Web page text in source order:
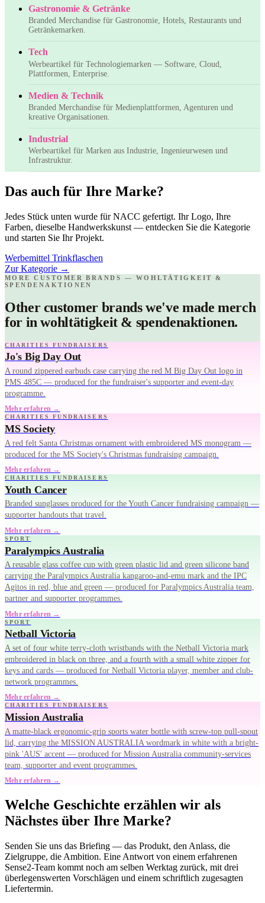
Gastronomie & Getränke
Branded Merchandise für Gastronomie, Hotels, Restaurants und
Getränkemarken.
Tech
Werbeartikel für Technologiemarken — Software, Cloud,
Plattformen, Enterprise.
Medien & Technik
Branded Merchandise für Medienplattformen, Agenturen und
kreative Organisationen.
Industrial
Werbeartikel für Marken aus Industrie, Ingenieurwesen und
Infrastruktur.
Das auch für Ihre Marke?
Jedes Stück unten wurde für NACC gefertigt. Ihr Logo, Ihre
Farben, dieselbe Handwerkskunst — entdecken Sie die Kategorie
und starten Sie Ihr Projekt.
Werbemittel Trinkflaschen
Zur Kategorie →
MORE CUSTOMER BRANDS — WOHLTÄTIGKEIT &
SPENDENAKTIONEN
Other customer brands we've made merch
for in wohltätigkeit & spendenaktionen.
CHARITIES FUNDRAISERS
Jo's Big Day Out
A round zippered earbuds case carrying the red M Big Day Out logo in
PMS 485C — produced for the fundraiser's supporter and event-day
programme.
Mehr erfahren →
CHARITIES FUNDRAISERS
MS Society
A red felt Santa Christmas ornament with embroidered MS monogram —
produced for the MS Society's Christmas fundraising campaign.
Mehr erfahren →
CHARITIES FUNDRAISERS
Youth Cancer
Branded sunglasses produced for the Youth Cancer fundraising campaign —
supporter handouts that travel.
Mehr erfahren →
SPORT
Paralympics Australia
A reusable glass coffee cup with green plastic lid and green silicone band
carrying the Paralympics Australia kangaroo-and-emu mark and the IPC
Agitos in red, blue and green — produced for Paralympics Australia team,
partner and supporter programmes.
Mehr erfahren →
SPORT
Netball Victoria
A set of four white terry-cloth wristbands with the Netball Victoria mark
embroidered in black on three, and a fourth with a small white zipper for
keys and cards — produced for Netball Victoria player, member and club-
network programmes.
Mehr erfahren →
CHARITIES FUNDRAISERS
Mission Australia
A matte-black ergonomic-grip sports water bottle with screw-top pull-spout
lid, carrying the MISSION AUSTRALIA wordmark in white with a bright-
pink 'AUS' accent — produced for Mission Australia community-services
team, supporter and event programmes.
Mehr erfahren →
Welche Geschichte erzählen wir als
Nächstes über Ihre Marke?
Senden Sie uns das Briefing — das Produkt, den Anlass, die
Zielgruppe, die Ambition. Eine Antwort von einem erfahrenen
Sense2-Team kommt noch am selben Werktag zurück, mit drei
überlegenswerten Vorschlägen und einem schriftlich zugesagten
Liefertermin.